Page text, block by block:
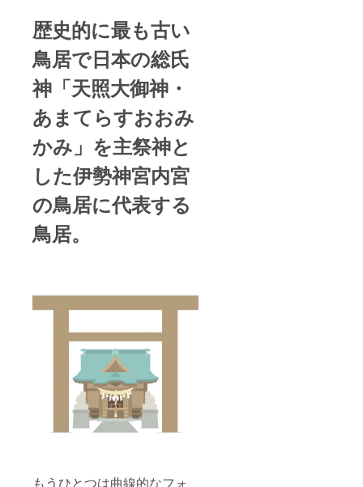
歴史的に最も古い
鳥居で日本の総氏
神「天照大御神・
あまてらすおおみ
かみ」を主祭神と
した伊勢神宮内宮
の鳥居に代表する
鳥居。
もうひとつは曲線的なフォ